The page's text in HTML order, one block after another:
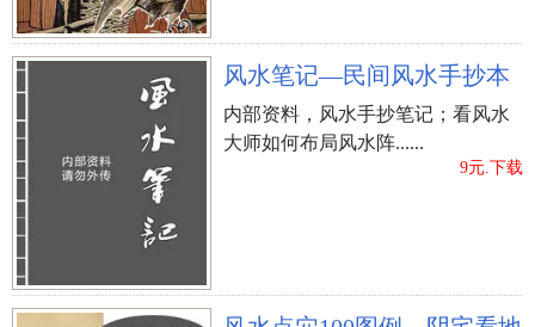
风水笔记—民间风水手抄本
内部资料，风水手抄笔记；看风水
大师如何布局风水阵......
9元.下载